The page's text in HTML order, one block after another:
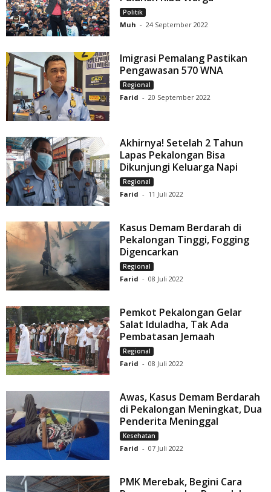
Politik
Muh - 24 September 2022
Imigrasi Pemalang Pastikan
Pengawasan 570 WNA
Regional
Farid - 20 September 2022
Akhirnya! Setelah 2 Tahun
Lapas Pekalongan Bisa
Dikunjungi Keluarga Napi
Regional
Farid - 11 Juli 2022
Kasus Demam Berdarah di
Pekalongan Tinggi, Fogging
Digencarkan
Regional
Farid - 08 Juli 2022
Pemkot Pekalongan Gelar
Salat Iduladha, Tak Ada
Pembatasan Jemaah
Regional
Farid - 08 Juli 2022
Awas, Kasus Demam Berdarah
di Pekalongan Meningkat, Dua
Penderita Meninggal
Kesehatan
Farid - 07 Juli 2022
PMK Merebak, Begini Cara